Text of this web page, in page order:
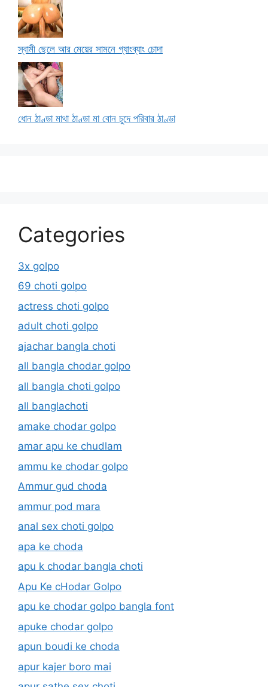
স্বামী ছেলে আর মেয়ের সামনে গ্যাংব্যাং চোদা
ধোন ঠাণ্ডা মাথা ঠাণ্ডা মা বোন চুদে পরিবার ঠাণ্ডা
Categories
3x golpo
69 choti golpo
actress choti golpo
adult choti golpo
ajachar bangla choti
all bangla chodar golpo
all bangla choti golpo
all banglachoti
amake chodar golpo
amar apu ke chudlam
ammu ke chodar golpo
Ammur gud choda
ammur pod mara
anal sex choti golpo
apa ke choda
apu k chodar bangla choti
Apu Ke cHodar Golpo
apu ke chodar golpo bangla font
apuke chodar golpo
apun boudi ke choda
apur kajer boro mai